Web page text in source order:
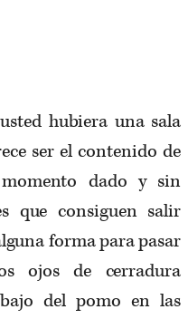
hubiera una sala
ser el contenido de
dado y sin
que consiguen salir
forma para pasar
ojos de cerradura
del pomo en las